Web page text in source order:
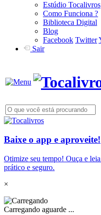
Estúdio Tocalivros
Como Funciona ?
Biblioteca Digital
Blog
Facebook Twitter
Sair
Baixe o app e aproveite!
Otimize seu tempo! Ouça e
prático e seguro.
×
Carregando aguarde ...